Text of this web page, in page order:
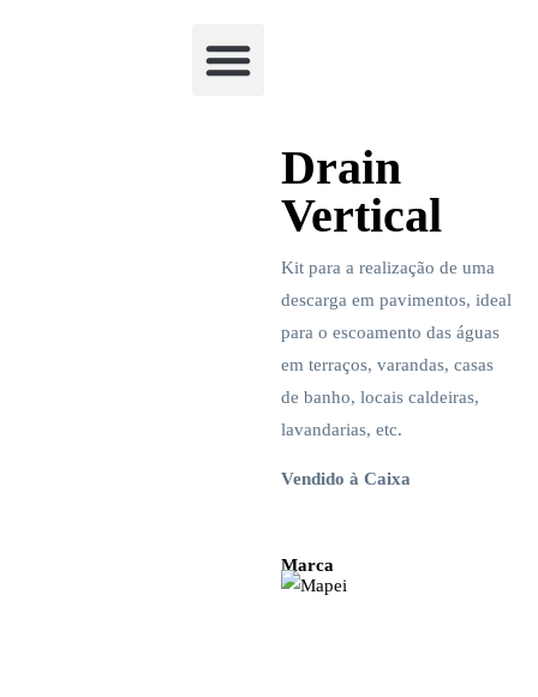
Drain
Vertical
Kit para a realização de uma
descarga em pavimentos, ideal
para o escoamento das águas
em terraços, varandas, casas
de banho, locais caldeiras,
lavandarias, etc.
Vendido à Caixa
Marca